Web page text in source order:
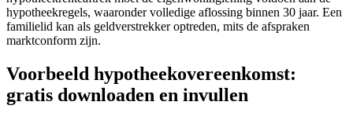
hypotheekregels, waaronder volledige aflossing binnen 30 jaar. Een
familielid kan als geldverstrekker optreden, mits de afspraken
marktconform zijn.
Voorbeeld hypotheekovereenkomst:
gratis downloaden en invullen